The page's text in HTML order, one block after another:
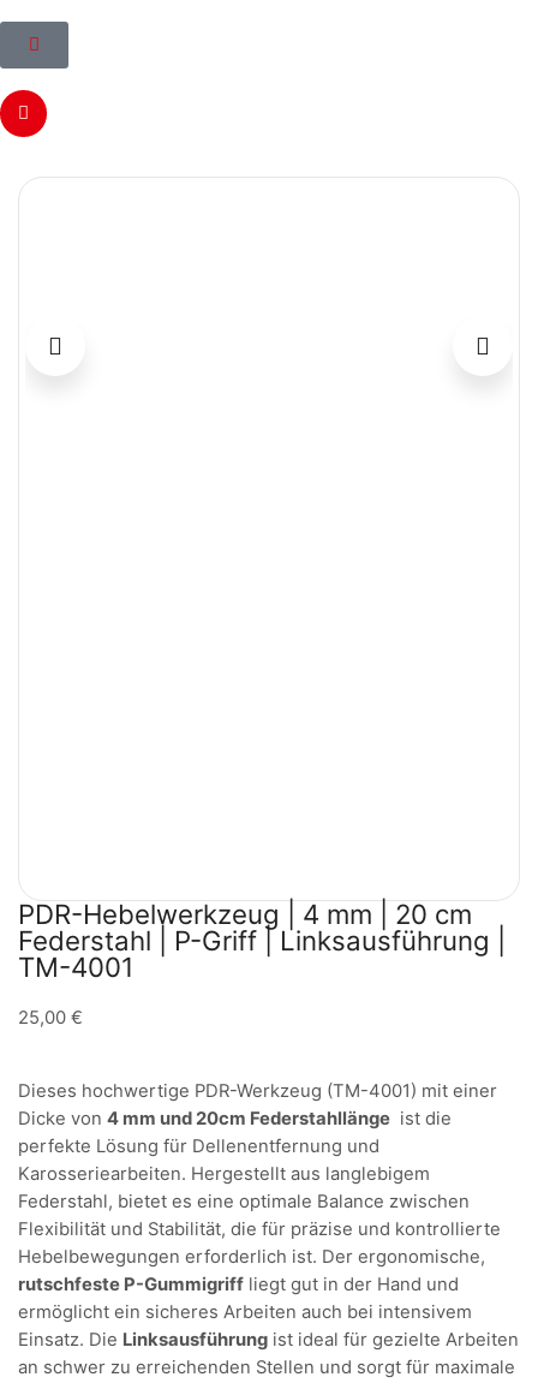
PDR-Hebelwerkzeug | 4 mm | 20 cm
Federstahl | P-Griff | Linksausführung |
TM-4001
25,00 €
Dieses hochwertige PDR-Werkzeug (TM-4001) mit einer
Dicke von 4 mm und 20cm Federstahllänge ist die
perfekte Lösung für Dellenentfernung und
Karosseriearbeiten. Hergestellt aus langlebigem
Federstahl, bietet es eine optimale Balance zwischen
Flexibilität und Stabilität, die für präzise und kontrollierte
Hebelbewegungen erforderlich ist. Der ergonomische,
rutschfeste P-Gummigriff liegt gut in der Hand und
ermöglicht ein sicheres Arbeiten auch bei intensivem
Einsatz. Die Linksausführung ist ideal für gezielte Arbeiten
an schwer zu erreichenden Stellen und sorgt für maximale